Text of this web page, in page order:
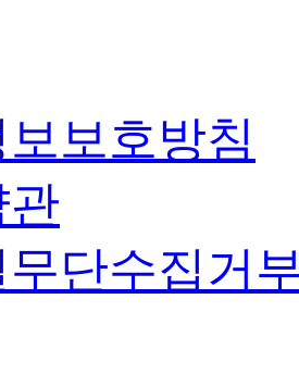
보호방침
관
무단수집거